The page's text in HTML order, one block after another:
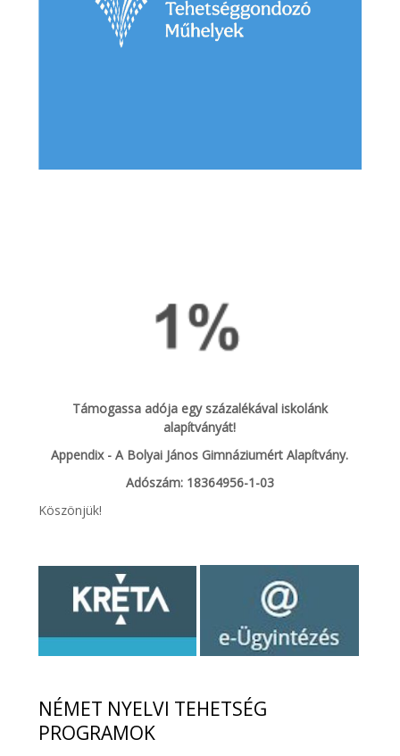
Támogassa adója egy százalékával iskolánk
alapítványát!
Appendix - A Bolyai János Gimnáziumért Alapítvány.
Adószám: 18364956-1-03
Köszönjük!
NÉMET NYELVI TEHETSÉG
PROGRAMOK